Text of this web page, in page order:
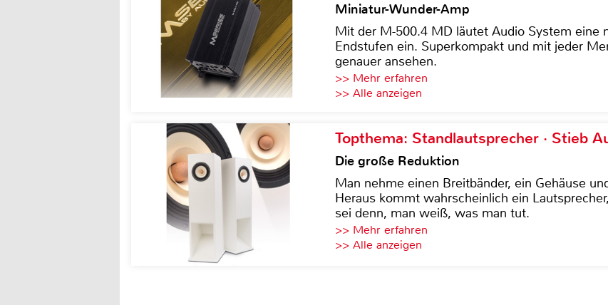
Miniatur-Wunder-Amp
Mit der M-500.4 MD läutet Audio System eine
Endstufen ein. Superkompakt und mit jeder
genauer ansehen.
>> Mehr erfahren
>> Alle anzeigen
Topthema: Standlautsprecher · Stieb
Die große Reduktion
Man nehme einen Breitbänder, ein Gehäuse
Heraus kommt wahrscheinlich ein
sei denn, man weiß, was man tut.
>> Mehr erfahren
>> Alle anzeigen